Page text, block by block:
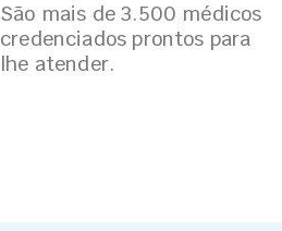
São mais de 3.500 médicos
credenciados prontos para
lhe atender.